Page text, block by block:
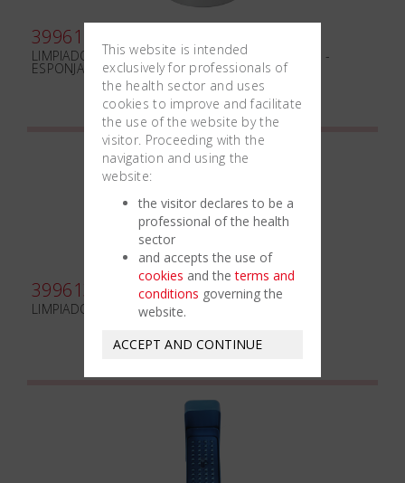
399614
LIMPIADOR DE INSTRUMENTOS ENDODÓNTICOS -
ESPONJA DE REPUESTO 25 pz
399613
LIMPIADOR DE INSTRUMENTOS ENDODÓNTICOS
This website is intended
exclusively for professionals of
the health sector and uses
cookies to improve and facilitate
the use of the website by the
visitor. Proceeding with the
navigation and using the
website:
the visitor declares to be a
professional of the health
sector
and accepts the use of
cookies and theterms and
conditions governing the
website.
ACCEPT AND CONTINUE